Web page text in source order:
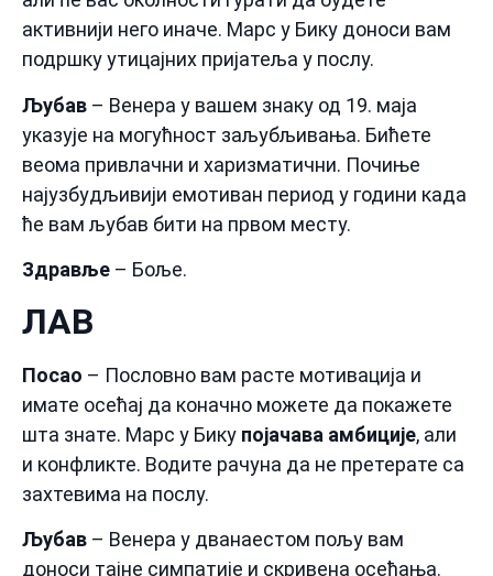
активнији него иначе. Марс у Бику доноси вам
подршку утицајних пријатеља у послу.
Љубав – Венера у вашем знаку од 19. маја
указује на могућност заљубљивања. Бићете
веома привлачни и харизматични. Почиње
најузбудљивији емотиван период у години када
ће вам љубав бити на првом месту.
Здравље – Боље.
ЛАВ
Посао – Пословно вам расте мотивација и
имате осећај да коначно можете да покажете
шта знате. Марс у Бику појачава амбиције, али
и конфликте. Водите рачуна да не претерате са
захтевима на послу.
Љубав – Венера у дванаестом пољу вам
доноси тајне симпатије и скривена осећања.